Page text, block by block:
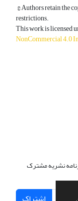
© Authors retain the
restrictions.
This work is licensed
NonCommercial 4.0
نشریه مشترک